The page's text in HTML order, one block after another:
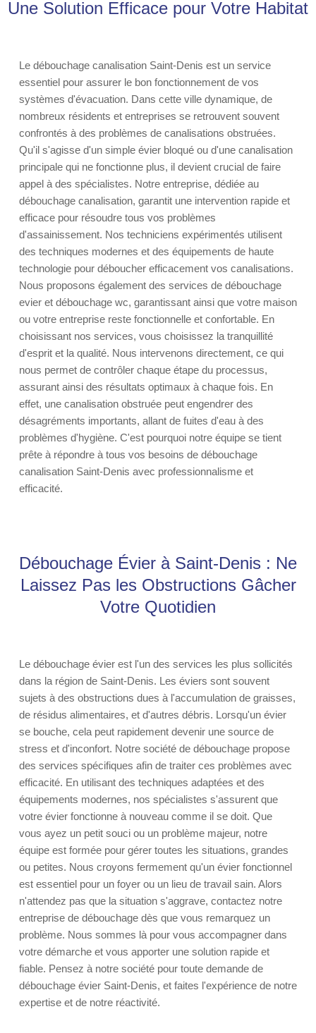
Une Solution Efficace pour Votre Habitat
Le débouchage canalisation Saint-Denis est un service
essentiel pour assurer le bon fonctionnement de vos
systèmes d'évacuation. Dans cette ville dynamique, de
nombreux résidents et entreprises se retrouvent souvent
confrontés à des problèmes de canalisations obstruées.
Qu'il s'agisse d'un simple évier bloqué ou d'une canalisation
principale qui ne fonctionne plus, il devient crucial de faire
appel à des spécialistes. Notre entreprise, dédiée au
débouchage canalisation, garantit une intervention rapide et
efficace pour résoudre tous vos problèmes
d'assainissement. Nos techniciens expérimentés utilisent
des techniques modernes et des équipements de haute
technologie pour déboucher efficacement vos canalisations.
Nous proposons également des services de débouchage
evier et débouchage wc, garantissant ainsi que votre maison
ou votre entreprise reste fonctionnelle et confortable. En
choisissant nos services, vous choisissez la tranquillité
d'esprit et la qualité. Nous intervenons directement, ce qui
nous permet de contrôler chaque étape du processus,
assurant ainsi des résultats optimaux à chaque fois. En
effet, une canalisation obstruée peut engendrer des
désagréments importants, allant de fuites d'eau à des
problèmes d'hygiène. C'est pourquoi notre équipe se tient
prête à répondre à tous vos besoins de débouchage
canalisation Saint-Denis avec professionnalisme et
efficacité.
Débouchage Évier à Saint-Denis : Ne
Laissez Pas les Obstructions Gâcher
Votre Quotidien
Le débouchage évier est l'un des services les plus sollicités
dans la région de Saint-Denis. Les éviers sont souvent
sujets à des obstructions dues à l'accumulation de graisses,
de résidus alimentaires, et d'autres débris. Lorsqu'un évier
se bouche, cela peut rapidement devenir une source de
stress et d'inconfort. Notre société de débouchage propose
des services spécifiques afin de traiter ces problèmes avec
efficacité. En utilisant des techniques adaptées et des
équipements modernes, nos spécialistes s'assurent que
votre évier fonctionne à nouveau comme il se doit. Que
vous ayez un petit souci ou un problème majeur, notre
équipe est formée pour gérer toutes les situations, grandes
ou petites. Nous croyons fermement qu'un évier fonctionnel
est essentiel pour un foyer ou un lieu de travail sain. Alors
n'attendez pas que la situation s'aggrave, contactez notre
entreprise de débouchage dès que vous remarquez un
problème. Nous sommes là pour vous accompagner dans
votre démarche et vous apporter une solution rapide et
fiable. Pensez à notre société pour toute demande de
débouchage évier Saint-Denis, et faites l'expérience de notre
expertise et de notre réactivité.